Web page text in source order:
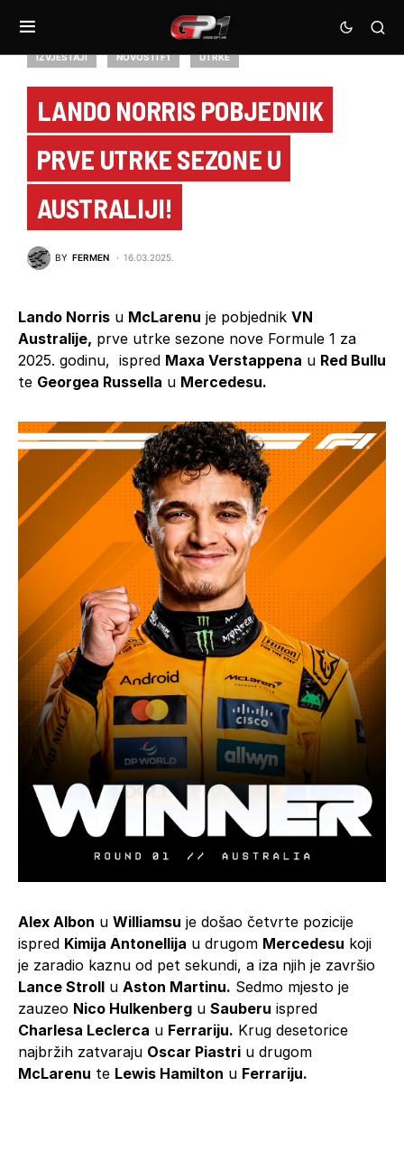
IZVJEŠTAJI NOVOSTI F1 UTRKE
LANDO NORRIS POBJEDNIK
PRVE UTRKE SEZONE U
AUSTRALIJI!
BY FERMEN 16.03.2025.
Lando Norris u McLarenu je pobjednik VN
Australije, prve utrke sezone nove Formule 1 za
2025. godinu, ispred Maxa Verstappena u Red Bullu
te Georgea Russella u Mercedesu.
Alex Albon u Williamsu je došao četvrte pozicije
ispred Kimija Antonellija u drugom Mercedesu koji
je zaradio kaznu od pet sekundi, a iza njih je završio
Lance Stroll u Aston Martinu. Sedmo mjesto je
zauzeo Nico Hulkenberg u Sauberu ispred
Charlesa Leclerca u Ferrariju. Krug desetorice
najbržih zatvaraju Oscar Piastri u drugom
McLarenu te Lewis Hamilton u Ferrariju.